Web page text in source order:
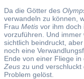
Da die Götter des
verwandeln zu können,
Frau Metis vor ihm doch
vorzuführen. Und immer
sichtlich beindruckt,
noch eine
Ende von einer Fliege
Zeus zu und
Problem gelöst.